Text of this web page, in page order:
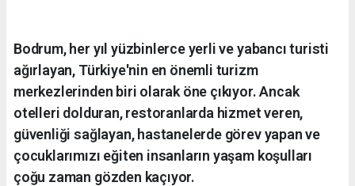
Bodrum, her yıl yüzbinlerce yerli ve yabancı turisti
ağırlayan, Türkiye'nin en önemli turizm
merkezlerinden biri olarak öne çıkıyor. Ancak
otelleri dolduran, restoranlarda hizmet veren,
güvenliği sağlayan, hastanelerde görev yapan ve
çocuklarımızı eğiten insanların yaşam koşulları
çoğu zaman gözden kaçıyor.